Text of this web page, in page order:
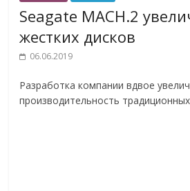
Seagate MACH.2
жестких дисков
06.06.2019
Разработка компании вдвое
производительность